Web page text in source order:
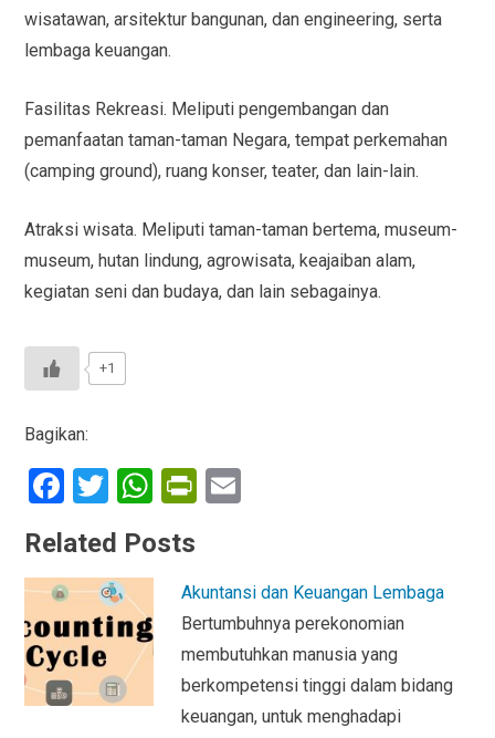
wisatawan, arsitektur bangunan, dan engineering, serta
lembaga keuangan.
Fasilitas Rekreasi. Meliputi pengembangan dan
pemanfaatan taman-taman Negara, tempat perkemahan
(camping ground), ruang konser, teater, dan lain-lain.
Atraksi wisata. Meliputi taman-taman bertema, museum-
museum, hutan lindung, agrowisata, keajaiban alam,
kegiatan seni dan budaya, dan lain sebagainya.
+1
Bagikan:
F
ce
b
o
o
k
T
wi
tt
er
W
at
s
A
p
p
Pr
ri
e
n
dl
Related Posts
Akuntansi dan Keuangan Lembaga
Bertumbuhnya perekonomian
membutuhkan manusia yang
berkompetensi tinggi dalam bidang
keuangan, untuk menghadapi